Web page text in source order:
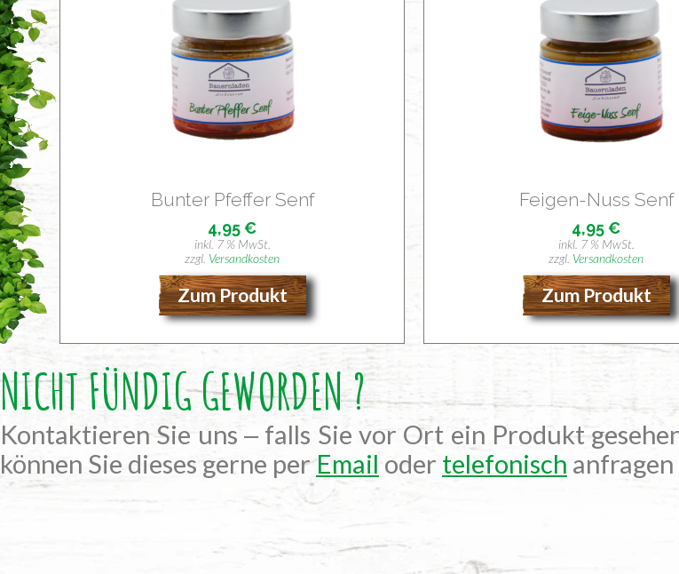
Bun­ter Pfef­fer Senf
4,95€
inkl. 7 % MwSt.
zzgl. Versandkosten
Zum Produkt
Fei­gen-Nuss Senf
4,95€
inkl. 7 % MwSt.
zzgl. Versandkosten
Zum Produkt
NICHT FÜNDIG GEWORDEN ?
Kontaktieren Sie uns ‒ falls Sie vor Ort ein Produkt
können Sie dieses gerne perEmailoder telefonisch anfragen